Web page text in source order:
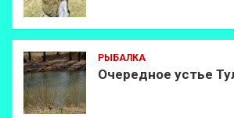
РЫБАЛКА
Очередное устье